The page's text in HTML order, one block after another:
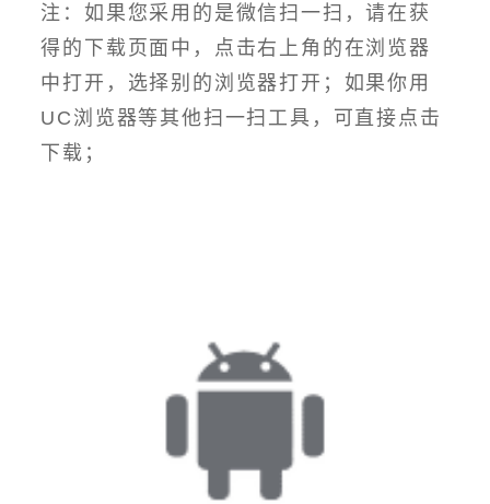
注：如果您采用的是微信扫一扫，请在获
得的下载页面中，点击右上角的在浏览器
中打开，选择别的浏览器打开；如果你用
UC浏览器等其他扫一扫工具，可直接点击
下载；